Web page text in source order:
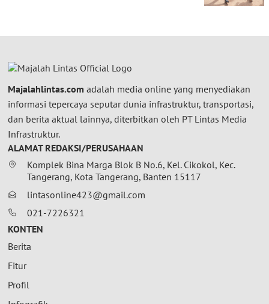
Majalahlintas.com adalah media online yang menyediakan
informasi tepercaya seputar dunia infrastruktur, transportasi,
dan berita aktual lainnya, diterbitkan oleh PT Lintas Media
Infrastruktur.
ALAMAT REDAKSI/PERUSAHAAN
Komplek Bina Marga Blok B No.6, Kel. Cikokol, Kec.
Tangerang, Kota Tangerang, Banten 15117
lintasonline423@gmail.com
021-7226321
KONTEN
Berita
Fitur
Profil